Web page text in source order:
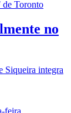
no
Siqueira integra